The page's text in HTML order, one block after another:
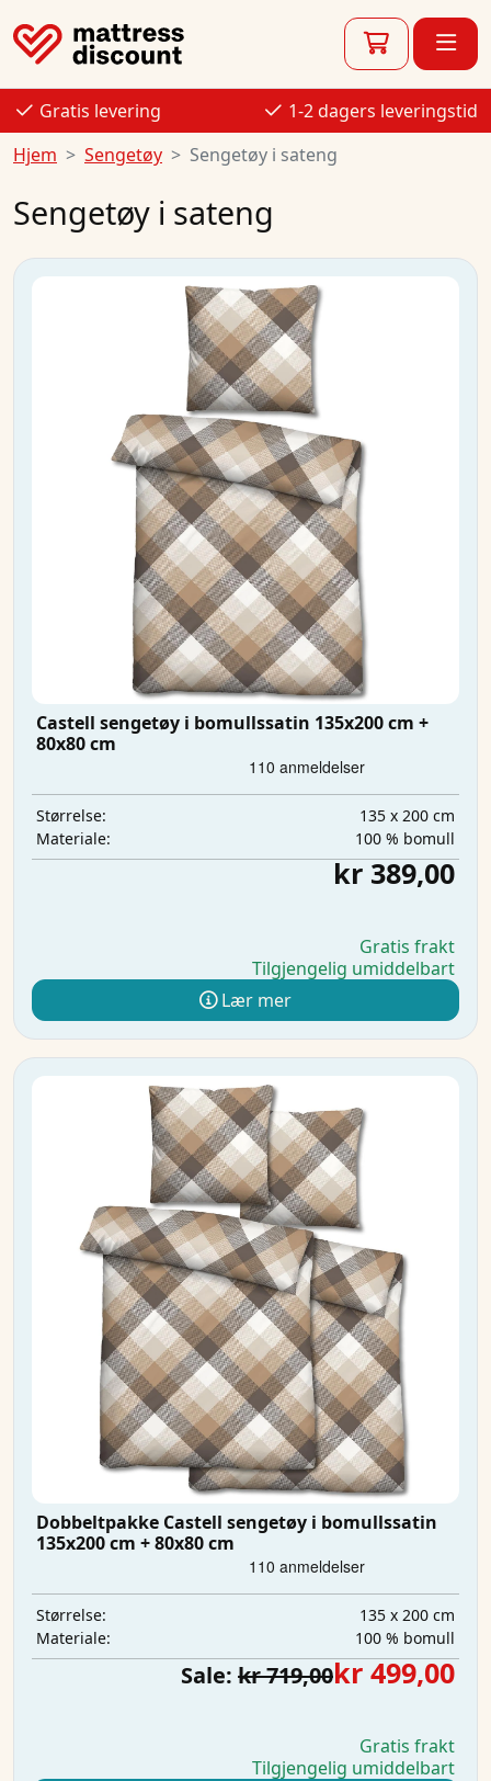
Gratis levering
1-2 dagers leveringstid
Hjem
Sengetøy Sengetøy i sateng
Sengetøy i sateng
Castell sengetøy i bomullssatin 135x200 cm +
80x80 cm
Størrelse:
135 x 200 cm
Materiale:
100 % bomull
kr 389,00
Gratis frakt
Tilgjengelig umiddelbart
Lær mer
Dobbeltpakke Castell sengetøy i bomullssatin
135x200 cm + 80x80 cm
Størrelse:
135 x 200 cm
Materiale:
100 % bomull
Sale: kr 719,00kr 499,00
Gratis frakt
Tilgjengelig umiddelbart